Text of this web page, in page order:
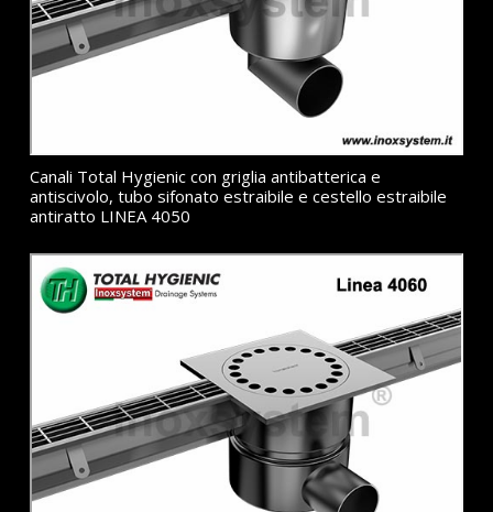
Canali Total Hygienic con griglia antibatterica e
antiscivolo, tubo sifonato estraibile e cestello estraibile
antiratto LINEA 4050